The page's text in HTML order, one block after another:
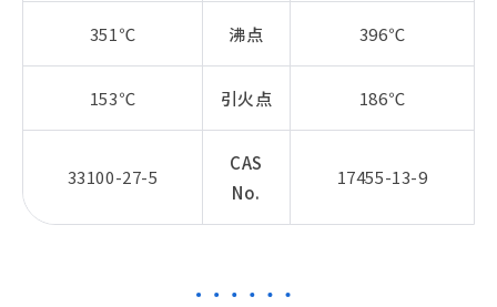
351℃ 沸点 396℃
153℃ 引火点 186℃
33100-27-5
CAS
No.
17455-13-9